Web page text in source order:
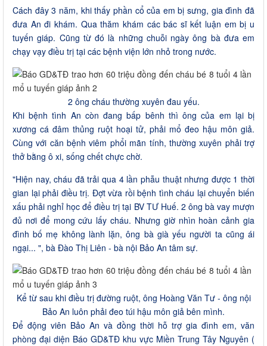
Cách đây 3 năm, khi thấy phần cổ của em bị sưng, gia đình đã
đưa An đi khám. Qua thăm khám các bác sĩ kết luận em bị u
tuyến giáp. Cũng từ đó là những chuỗi ngày ông bà đưa em
chạy vạy điều trị tại các bệnh viện lớn nhỏ trong nước.
2 ông cháu thường xuyên đau yếu.
Khi bệnh tình An còn đang bấp bênh thì ông của em lại bị
xương cá đâm thủng ruột hoại tử, phải mổ đeo hậu môn giả.
Cùng với căn bệnh viêm phổi mãn tính, thường xuyên phải trợ
thở bằng ô xi, sống chết chực chờ.
"Hiện nay, cháu đã trải qua 4 lần phẫu thuật nhưng được 1 thời
gian lại phải điều trị. Đợt vừa rồi bệnh tình cháu lại chuyển biến
xấu phải nghỉ học để điều trị tại BV TƯ Huế. 2 ông bà vay mượn
đủ nơi để mong cứu lấy cháu. Nhưng giờ nhìn hoàn cảnh gia
đình bố mẹ không lành lặn, ông bà già yếu người ta cũng ái
ngại... ", bà Đào Thị Liên - bà nội Bảo An tâm sự.
Kể từ sau khi điều trị đường ruột, ông Hoàng Văn Tư - ông nội
Bảo An luôn phải đeo túi hậu môn giả bên mình.
Để động viên Bảo An và đồng thời hỗ trợ gia đình em, văn
phòng đại diện Báo GD&TĐ khu vực Miền Trung Tây Nguyên (